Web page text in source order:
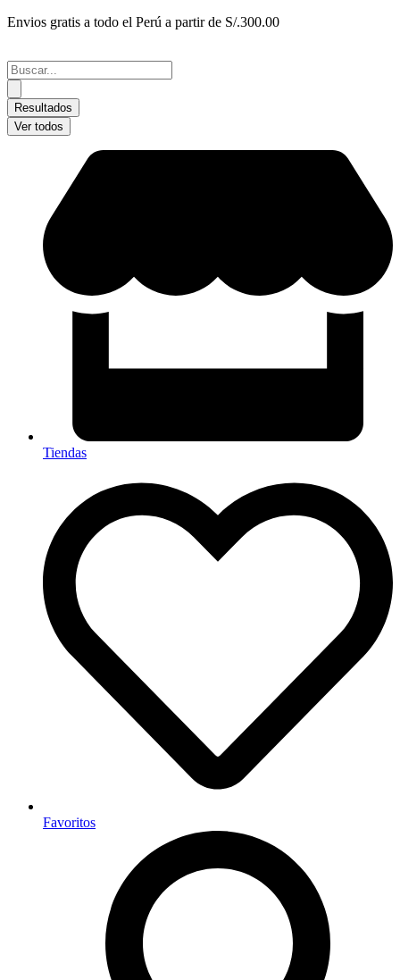
Ir
Envios gratis a todo el Perú a partir de S/.300.00
Search
...
Resultados
Ver todos
Tiendas
Favoritos